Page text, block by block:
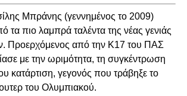
Μπράνης (γεννημένος το 2009)
τα πιο λαμπρά ταλέντα της νέας γενιάς
Προερχόμενος από την Κ17 του ΠΑΣ
με την ωριμότητα, τη συγκέντρωση
κατάρτιση, γεγονός που τράβηξε το
του Ολυμπιακού.